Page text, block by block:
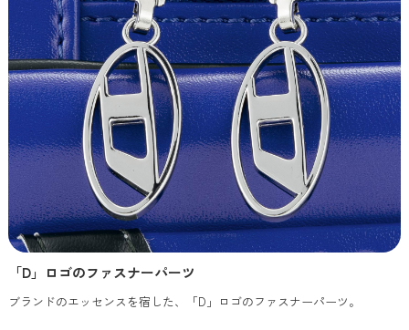
「D」ロゴのファスナーパーツ
ブランドのエッセンスを宿した、「D」ロゴのファスナーパーツ。